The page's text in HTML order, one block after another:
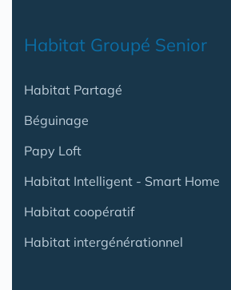
Habitat Groupé Senior
Habitat Partagé
Béguinage
Papy Loft
Habitat Intelligent - Smart Home
Habitat coopératif
Habitat intergénérationnel